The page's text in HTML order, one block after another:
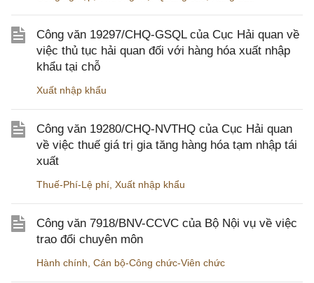
Công văn 19297/CHQ-GSQL của Cục Hải quan về
việc thủ tục hải quan đối với hàng hóa xuất nhập
khẩu tại chỗ
Xuất nhập khẩu
Công văn 19280/CHQ-NVTHQ của Cục Hải quan
về việc thuế giá trị gia tăng hàng hóa tạm nhập tái
xuất
Thuế-Phí-Lệ phí Xuất nhập khẩu
Công văn 7918/BNV-CCVC của Bộ Nội vụ về việc
trao đổi chuyên môn
Hành chính Cán bộ-Công chức-Viên chức